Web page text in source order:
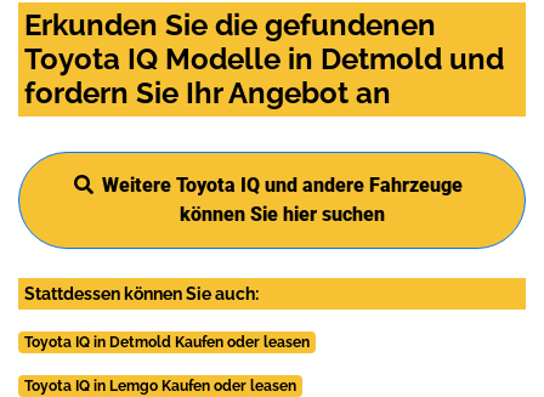
Erkunden Sie die gefundenen
Toyota IQ Modelle in Detmold und
fordern Sie Ihr Angebot an
Weitere Toyota IQ und andere Fahrzeuge
können Sie hier suchen
Stattdessen können Sie auch:
Toyota IQ in Detmold Kaufen oder leasen
Toyota IQ in Lemgo Kaufen oder leasen